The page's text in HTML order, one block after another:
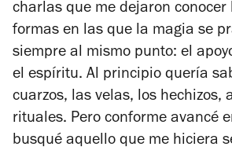
charlas que me dejaron conocer
formas en las que la magia se
siempre al mismo punto: el
el espíritu. Al principio quería
cuarzos, las velas, los hechizos,
rituales. Pero conforme avancé
busqué aquello que me hiciera